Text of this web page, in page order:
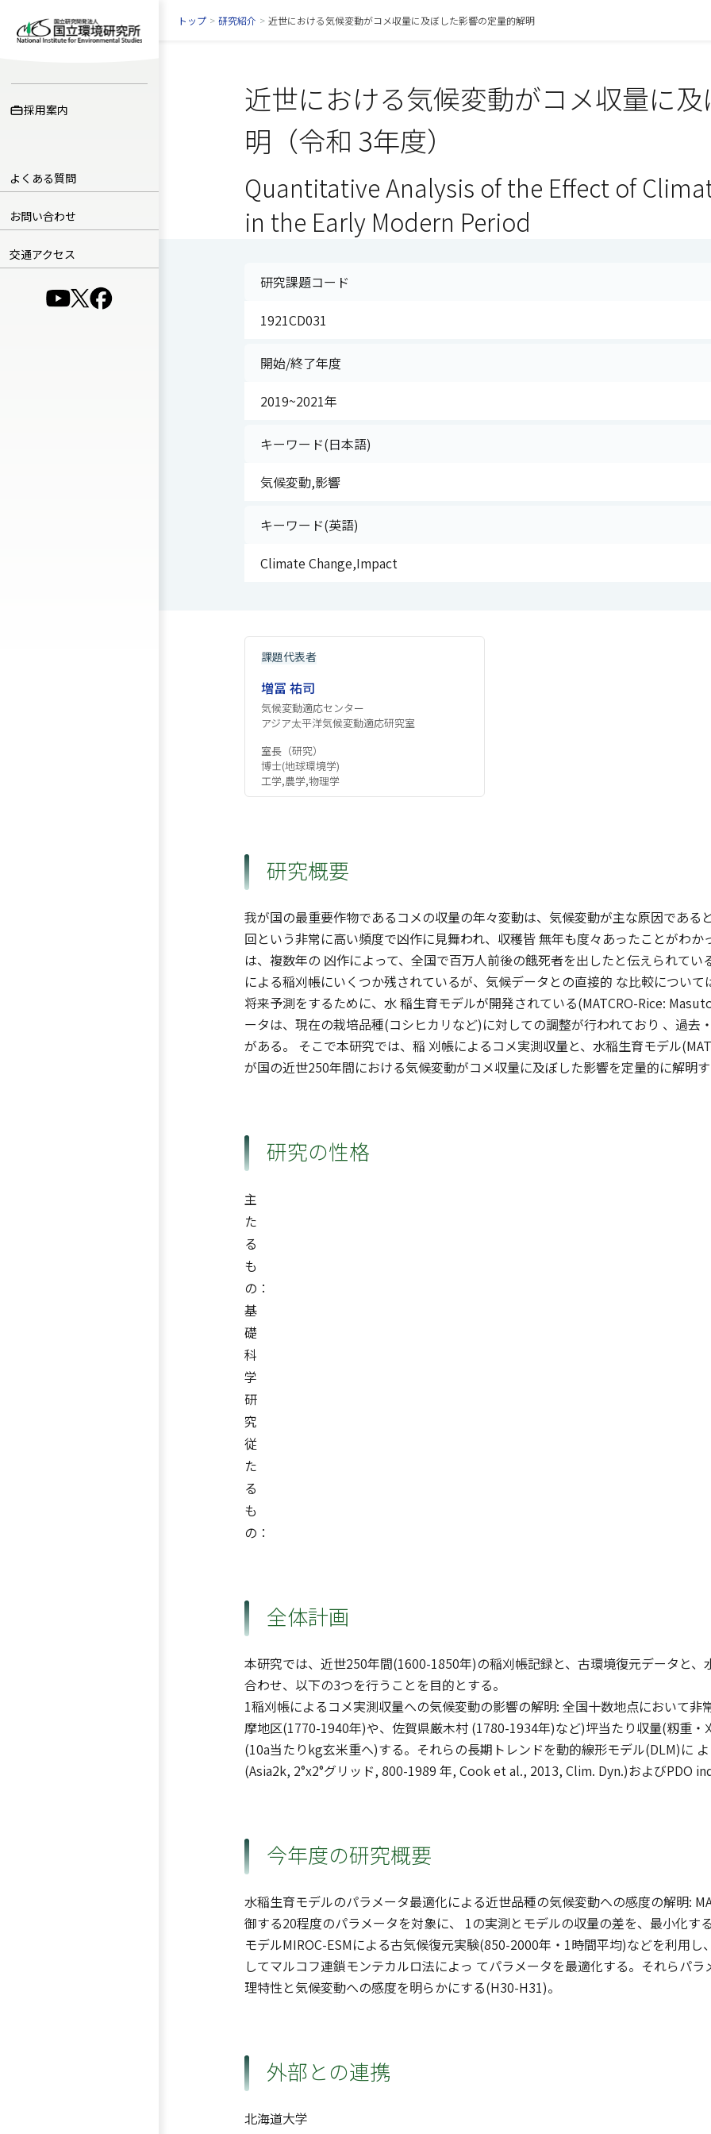
採用案内
よくある質問
お問い合わせ
交通アクセス
（別ウインドウで開きます）
（別ウインドウで開きます）
（別ウインドウで開きます）
トップ > 研究紹介 > 近世における気候変動がコメ収量に及ぼした影響の定量的解明
近世における気候変動がコメ収量に
明（令和 3年度）
Quantitative Analysis of the Effect of
in the Early Modern Period
研究課題コード
1921CD031
開始/終了年度
2019~2021年
キーワード(日本語)
気候変動,影響
キーワード(英語)
Climate Change,Impact
課題代表者
増冨 祐司
気候変動適応センター
アジア太平洋気候変動適応研究室
室長（研究）
博士(地球環境学)
工学,農学,物理学
研究概要
我が国の最重要作物であるコメの収量の年々変動は、気候変動が主な原因であ
回という非常に高い頻度で凶作に見舞われ、収穫皆 無年も度々あったことがわ
は、複数年の 凶作によって、全国で百万人前後の餓死者を出したと伝えられて
による稲刈帳にいくつか残されているが、気候データとの直接的 な比較につい
将来予測をするために、水 稲生育モデルが開発されている(MATCRO-Rice:
ータは、現在の栽培品種(コシヒカリなど)に対しての調整が行われており 、過
がある。 そこで本研究では、稲 刈帳によるコメ実測収量と、水稲生育モデル
が国の近世250年間における気候変動がコメ収量に及ぼした影響を定量的に解明す
研究の性格
主
た
る
も
の：
基
礎
科
学
研
究
従
た
る
も
の：
全体計画
本研究では、近世250年間(1600-1850年)の稲刈帳記録と、古環境復元データと
合わせ、以下の3つを行うことを目的とする。
1稲刈帳によるコメ実測収量への気候変動の影響の解明: 全国十数地点において
摩地区(1770-1940年)や、佐賀県厳木村 (1780-1934年)など)坪当たり収量(籾重
(10a当たりkg玄米重へ)する。それらの長期トレンドを動的線形モデル(DLM)に
(Asia2k, 2°x2°グリッド, 800-1989 年, Cook et al., 2013, Clim. Dyn.)およびPDO
今年度の研究概要
水稲生育モデルのパラメータ最適化による近世品種の気候変動への感度の解明:
御する20程度のパラメータを対象に、 1の実測とモデルの収量の差を、最小化す
モデルMIROC-ESMによる古気候復元実験(850-2000年・1時間平均)などを利用
してマルコフ連鎖モンテカルロ法によっ てパラメータを最適化する。それらパ
理特性と気候変動への感度を明らかにする(H30-H31)。
外部との連携
北海道大学